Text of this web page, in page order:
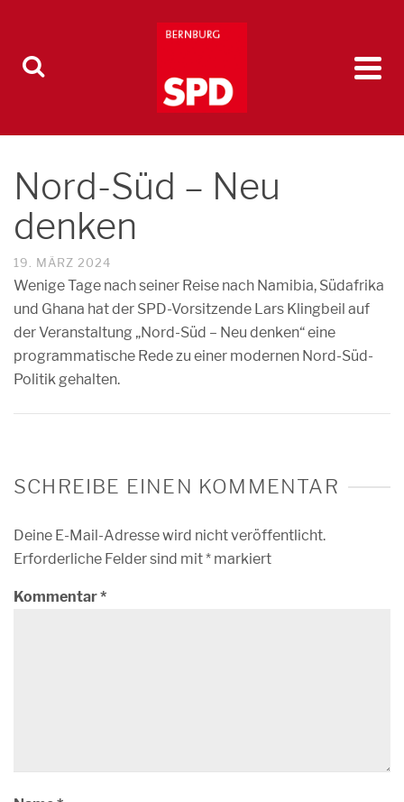
Nord-Süd – Neu
denken
19. MÄRZ 2024
Wenige Tage nach seiner Reise nach Namibia, Südafrika
und Ghana hat der SPD-Vorsitzende Lars Klingbeil auf
der Veranstaltung „Nord-Süd – Neu denken“ eine
programmatische Rede zu einer modernen Nord-Süd-
Politik gehalten.
SCHREIBE EINEN KOMMENTAR
Deine E-Mail-Adresse wird nicht veröffentlicht.
Erforderliche Felder sind mit* markiert
Kommentar*